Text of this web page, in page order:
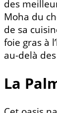
des
Moha du
de sa
foie gras à
au-delà
La